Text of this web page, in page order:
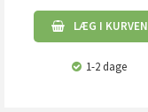
LÆG I KURVEN
1-2 dage